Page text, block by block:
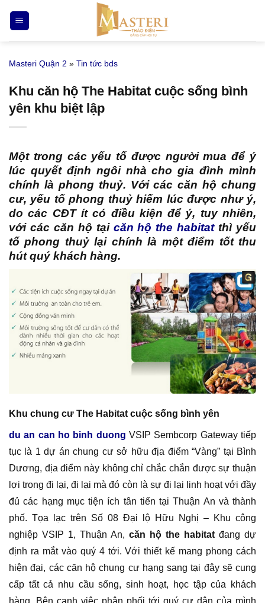
qua
nội
Masteri Quận 2 » Tin tức bds
Khu căn hộ The Habitat cuộc sống bình
yên khu biệt lập
Một trong các yếu tố được người mua để ý
lúc quyết định ngôi nhà cho gia đình mình
chính là phong thuỷ. Với các căn hộ chung
cư, yếu tố phong thuỷ hiếm lúc được như ý,
do các CĐT ít có điều kiện để ý, tuy nhiên,
với các căn hộ tại căn hộ the habitatthì yếu
tố phong thuỷ lại chính là một điểm tốt thu
hút quý khách hàng.
Khu chung cư The Habitat cuộc sống bình yên
du an can ho binh duong VSIP Sembcorp Gateway tiếp
tục là 1 dự án chung cư sở hữu địa điểm “Vàng” tại Bình
Dương, địa điểm này không chỉ chắc chắn được sự thuận
lợi trong đi lại, đi lại mà đó còn là sự đi lại linh hoạt với đầy
đủ các hạng mục tiện ích tân tiến tại Thuận An và thành
phố. Tọa lạc trên Số 08 Đại lộ Hữu Nghị – Khu công
nghiệp VSIP 1, Thuận An, căn hộ the habitatđang dự
định ra mắt vào quý 4 tới. Với thiết kế mang phong cách
hiện đại, các căn hộ chung cư hạng sang tại đây sẽ cung
cấp tất cả nhu cầu sống, sinh hoạt, học tập của khách